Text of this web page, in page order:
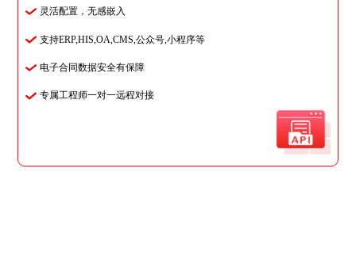
灵活配置，无感嵌入
支持ERP,HIS,OA,CMS,公众号,小程序等
电子合同数据安全有保障
专属工程师一对一远程对接